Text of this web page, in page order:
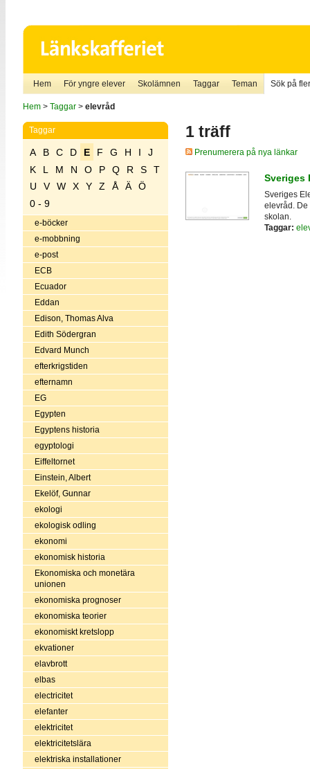
Hem För yngre elever Skolämnen Taggar Teman Sök på
Hem> Taggar> elevråd
Taggar
A B C D E F G H I
J
K
L M N O P Q R S
T
U
V W X Y Z Å Ä
Ö
0 - 9
e-böcker
e-mobbning
e-post
ECB
Ecuador
Eddan
Edison, Thomas Alva
Edith Södergran
Edvard Munch
efterkrigstiden
efternamn
EG
Egypten
Egyptens historia
egyptologi
Eiffeltornet
Einstein, Albert
Ekelöf, Gunnar
ekologi
ekologisk odling
ekonomi
ekonomisk historia
Ekonomiska och monetära
unionen
ekonomiska prognoser
ekonomiska teorier
ekonomiskt kretslopp
ekvationer
elavbrott
elbas
electricitet
elefanter
elektricitet
elektricitetslära
elektriska installationer
1 träff
Prenumerera på nya länkar
Sveriges
Sveriges
elevråd. De
skolan.
Taggar: